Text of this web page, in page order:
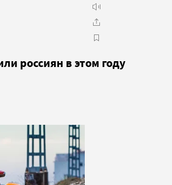
россиян в этом году